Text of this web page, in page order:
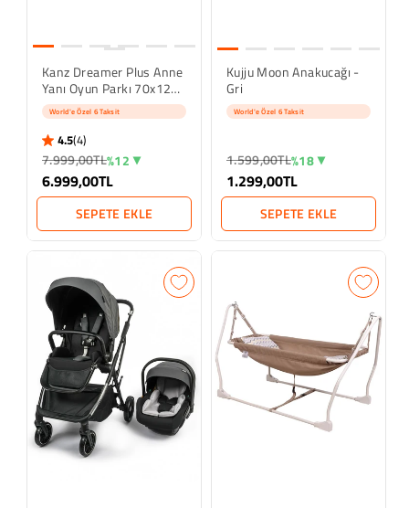
Kanz Dreamer Plus Anne
Yanı Oyun Parkı 70x120
Cm - Gri
World'e Özel 6 Taksit
4.5(4)
4.5 star rating
4 İncelemeler
7.999,00TL%12
6.999,00TL
SEPETE EKLE
Kujju Moon Anakucağı -
Gri
World'e Özel 6 Taksit
1.599,00TL%18
1.299,00TL
SEPETE EKLE